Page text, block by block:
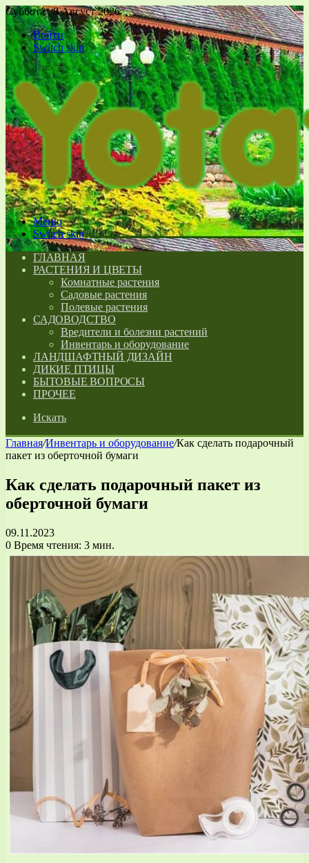
Суббота , 8 Август 2026
Войти
Switch skin
Меню
Switch skin
ГЛАВНАЯ
РАСТЕНИЯ И ЦВЕТЫ
Комнатные растения
Садовые растения
Полевые растения
САДОВОДСТВО
Вредители и болезни растений
Инвентарь и оборудование
ЛАНДШАФТНЫЙ ДИЗАЙН
ДИКИЕ ПТИЦЫ
БЫТОВЫЕ ВОПРОСЫ
ПРОЧЕЕ
Искать
Главная/Инвентарь и оборудование/Как сделать подарочный
пакет из оберточной бумаги
Как сделать подарочный пакет из
оберточной бумаги
09.11.2023
0 Время чтения: 3 мин.